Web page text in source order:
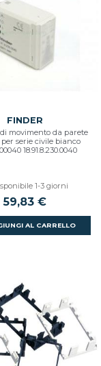
FINDER
movimento da parete
per serie civile bianco
18.91.8.230.0040
1-3 giorni
59,83 €
AL CARRELLO